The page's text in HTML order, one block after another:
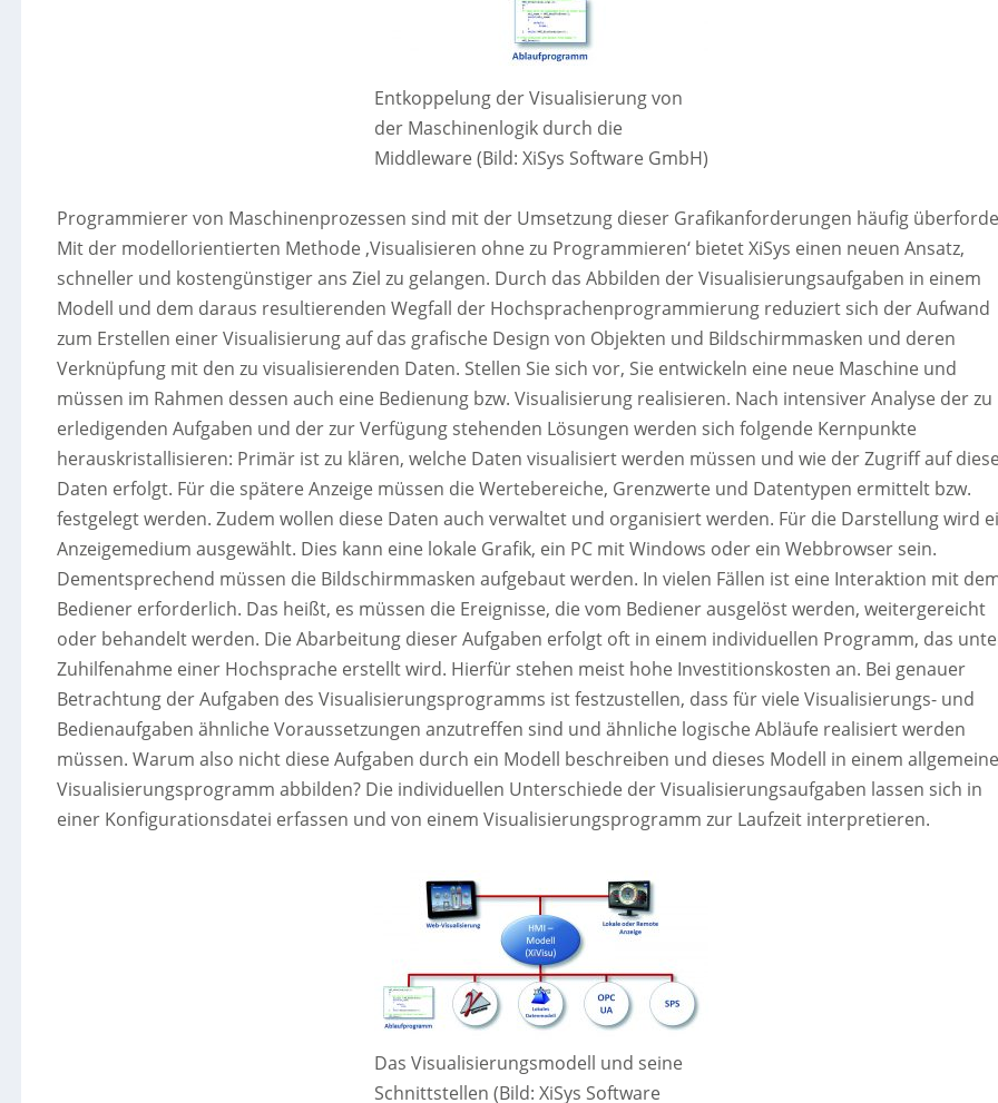
Entkoppelung der Visualisierung von
der Maschinenlogik durch die
Middleware (Bild: XiSys Software GmbH)
Programmierer von Maschinenprozessen sind mit der Umsetzung dieser Grafikanforderungen häufig
Mit der modellorientierten Methode ‚Visualisieren ohne zu Programmieren‘ bietet XiSys einen neuen Ansatz,
schneller und kostengünstiger ans Ziel zu gelangen. Durch das Abbilden der Visualisierungsaufgaben in einem
Modell und dem daraus resultierenden Wegfall der Hochsprachenprogrammierung reduziert sich der Aufwand
zum Erstellen einer Visualisierung auf das grafische Design von Objekten und Bildschirmmasken und deren
Verknüpfung mit den zu visualisierenden Daten. Stellen Sie sich vor, Sie entwickeln eine neue Maschine und
müssen im Rahmen dessen auch eine Bedienung bzw. Visualisierung realisieren. Nach intensiver Analyse der zu
erledigenden Aufgaben und der zur Verfügung stehenden Lösungen werden sich folgende Kernpunkte
herauskristallisieren: Primär ist zu klären, welche Daten visualisiert werden müssen und wie der Zugriff auf diese
Daten erfolgt. Für die spätere Anzeige müssen die Wertebereiche, Grenzwerte und Datentypen ermittelt bzw.
festgelegt werden. Zudem wollen diese Daten auch verwaltet und organisiert werden. Für die Darstellung wird
Anzeigemedium ausgewählt. Dies kann eine lokale Grafik, ein PC mit Windows oder ein Webbrowser sein.
Dementsprechend müssen die Bildschirmmasken aufgebaut werden. In vielen Fällen ist eine Interaktion mit
Bediener erforderlich. Das heißt, es müssen die Ereignisse, die vom Bediener ausgelöst werden, weitergereicht
oder behandelt werden. Die Abarbeitung dieser Aufgaben erfolgt oft in einem individuellen Programm, das
Zuhilfenahme einer Hochsprache erstellt wird. Hierfür stehen meist hohe Investitionskosten an. Bei genauer
Betrachtung der Aufgaben des Visualisierungsprogramms ist festzustellen, dass für viele Visualisierungs- und
Bedienaufgaben ähnliche Voraussetzungen anzutreffen sind und ähnliche logische Abläufe realisiert werden
müssen. Warum also nicht diese Aufgaben durch ein Modell beschreiben und dieses Modell in einem
Visualisierungsprogramm abbilden? Die individuellen Unterschiede der Visualisierungsaufgaben lassen sich in
einer Konfigurationsdatei erfassen und von einem Visualisierungsprogramm zur Laufzeit interpretieren.
Das Visualisierungsmodell und seine
Schnittstellen (Bild: XiSys Software